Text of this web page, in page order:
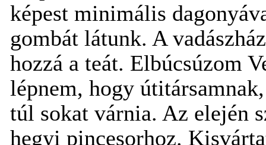
képest minimális
gombát látunk. A
hozzá a teát. Elbúcsúzom
lépnem, hogy
túl sokat várnia. Az elején
hegyi pincesorhoz.